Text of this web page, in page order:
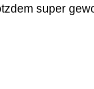
super